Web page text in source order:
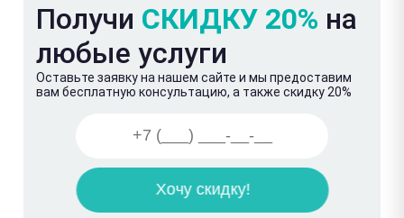
Получи СКИДКУ 20% на
любые услуги
Оставьте заявку на нашем сайте и мы предоставим
вам бесплатную консультацию, а также скидку 20%